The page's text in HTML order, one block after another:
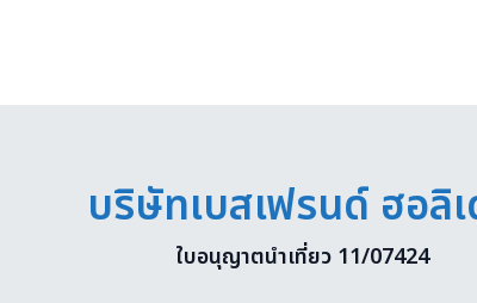
บริษัทเบสเฟรนด์ ฮอลิ
ใบอนุญาตนำเที่ยว 11/07424